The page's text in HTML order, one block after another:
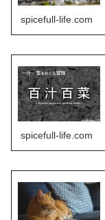
spicefull-life.com
spicefull-life.com